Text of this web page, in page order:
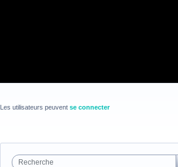
Les utilisateurs peuvent se connecter
Recherche